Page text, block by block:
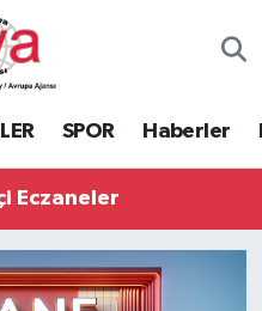
SPOR Haberler
Eczaneler